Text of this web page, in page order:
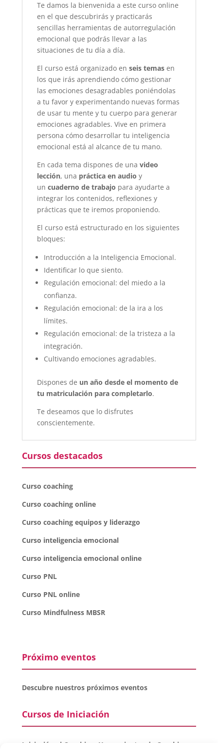
Emocional.
cantidad
Te damos la bienvenida a este curso online
en el que descubrirás y practicarás
sencillas herramientas de autorregulación
emocional que podrás llevar a las
situaciones de tu día a día.
El curso está organizado en seis temasen
los que irás aprendiendo cómo gestionar
las emociones desagradables poniéndolas
a tu favor y experimentando nuevas formas
de usar tu mente y tu cuerpo para generar
emociones agradables. Vive en primera
persona cómo desarrollar tu inteligencia
emocional está al alcance de tu mano.
En cada tema dispones de una video
lección, una práctica en audio y
un cuaderno de trabajo para ayudarte a
integrar los contenidos, reflexiones y
prácticas que te iremos proponiendo.
El curso está estructurado en los siguientes
bloques:
Introducción a la Inteligencia Emocional.
Identificar lo que siento.
Regulación emocional: del miedo a la
confianza.
Regulación emocional: de la ira a los
límites.
Regulación emocional: de la tristeza a la
integración.
Cultivando emociones agradables.
Dispones de un año desde el momento de
tu matriculación para completarlo.
Te deseamos que lo disfrutes
conscientemente.
Cursos destacados
Curso coaching
Curso coaching online
Curso coaching equipos y liderazgo
Curso inteligencia emocional
Curso inteligencia emocional online
Curso PNL
Curso PNL online
Curso Mindfulness MBSR
Próximo eventos
Descubre nuestros próximos eventos
Cursos de Iniciación
Iniciación al Coaching. Herramientas de Coaching